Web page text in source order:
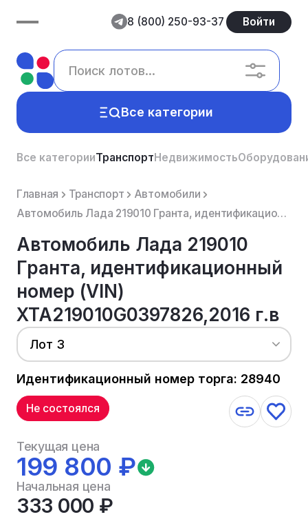
8 (800) 250-93-37 Войти
Все категории
Все категорииТранспортНедвижимость
Главная Транспорт
Автомобили
Автомобиль Лада 219010 Гранта, идентификационный номер (VIN) XTA219010G0397826,2016 г.в
Автомобиль Лада 219010
Гранта, идентификационный
номер (VIN)
XTA219010G0397826,2016 г.в
Лот 3
Идентификационный номер торга: 28940
Не состоялся
Текущая цена
199 800 ₽
Начальная цена
333 000 ₽